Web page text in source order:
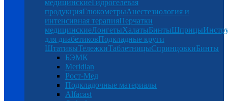
медицинскиеГидрогелевая
продукцияГлюкометрыАнестезиология и
интенсивная терапияПерчатки
медицинскиеЛонгетыХалатыБинтыШприцы
для диабетиковПодкладные круги
ШтативыТележкиТаблетницыСпринцовкиБинты
БЭМК
Meridian
Рост-Мед
Подкладочные материалы
Alfacast